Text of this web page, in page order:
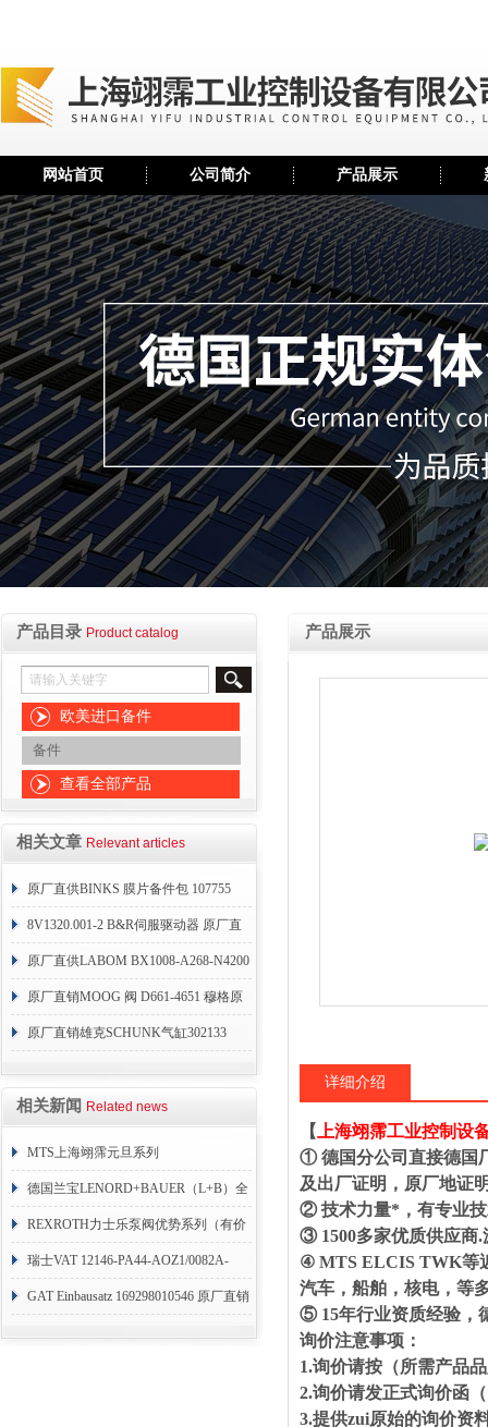
网站首页 公司简介 产品展示
产品目录 Product catalog
欧美进口备件
备件
查看全部产品
相关文章 Relevant articles
原厂直供BINKS 膜片备件包 107755
8V1320.001-2 B&R伺服驱动器 原厂直
供
原厂直供LABOM BX1008-A268-N4200
原厂直销MOOG 阀 D661-4651 穆格原
厂D661
原厂直销雄克SCHUNK气缸302133
相关新闻 Related news
MTS上海翊霈元旦系列
RHM3050MR081A01
德国兰宝LENORD+BAUER（L+B）全
系列编码器
REXROTH力士乐泵阀优势系列（有价
目表）
瑞士VAT 12146-PA44-AOZ1/0082A-
1173938
GAT Einbausatz 169298010546 原厂直销
产品展示
详细介绍
【
上海翊霈工业控制设
① 德国分公司直接德国
及出厂证明，原厂地证
② 技术力量*，有专业技
③ 1500多家优质供应商.
④ MTS ELCIS TWK等
汽车，船舶，核电，等
⑤ 15年行业资质经验，
询价注意事项：
1.询价请按（所需产
2.询价请发正式询价
3.提供zui原始的询价资